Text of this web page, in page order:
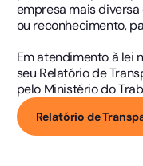
empresa mais
ou reconhecimento,
Em atendimento à lei
seu Relatório de
pelo Ministério do
Relatório de